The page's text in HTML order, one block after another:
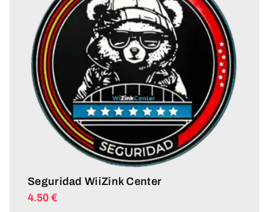
Seguridad WiiZink Center
4.50 €